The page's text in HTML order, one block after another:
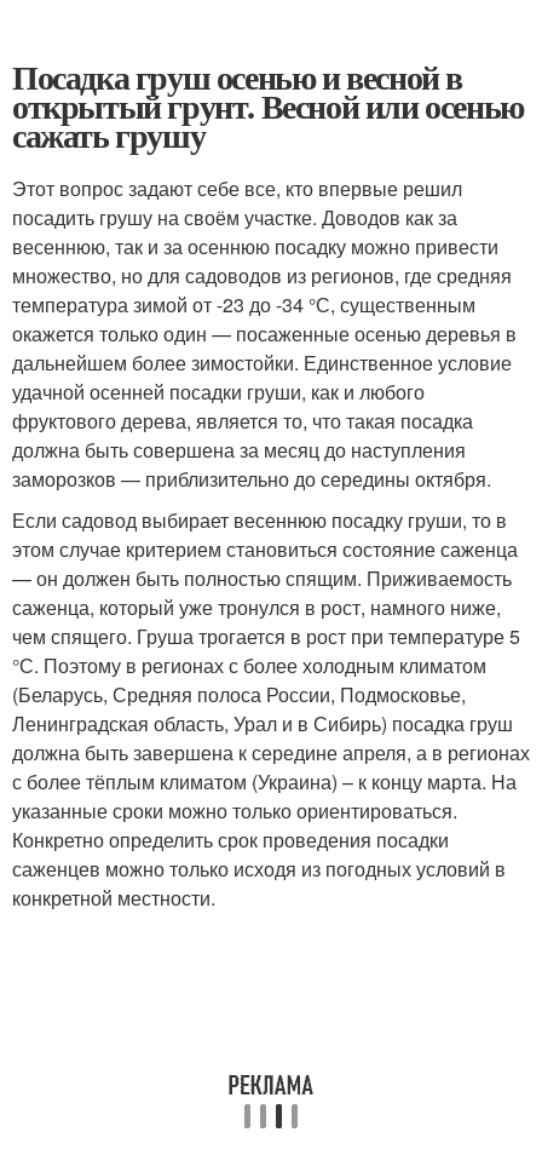
Посадка груш осенью и весной в
открытый грунт. Весной или осенью
сажать грушу
Этот вопрос задают себе все, кто впервые решил
посадить грушу на своём участке. Доводов как за
весеннюю, так и за осеннюю посадку можно привести
множество, но для садоводов из регионов, где средняя
температура зимой от -23 до -34 °С, существенным
окажется только один — посаженные осенью деревья в
дальнейшем более зимостойки. Единственное условие
удачной осенней посадки груши, как и любого
фруктового дерева, является то, что такая посадка
должна быть совершена за месяц до наступления
заморозков — приблизительно до середины октября.
Если садовод выбирает весеннюю посадку груши, то в
этом случае критерием становиться состояние саженца
— он должен быть полностью спящим. Приживаемость
саженца, который уже тронулся в рост, намного ниже,
чем спящего. Груша трогается в рост при температуре 5
°С. Поэтому в регионах с более холодным климатом
(Беларусь, Средняя полоса России, Подмосковье,
Ленинградская область, Урал и в Сибирь) посадка груш
должна быть завершена к середине апреля, а в регионах
с более тёплым климатом (Украина) – к концу марта. На
указанные сроки можно только ориентироваться.
Конкретно определить срок проведения посадки
саженцев можно только исходя из погодных условий в
конкретной местности.